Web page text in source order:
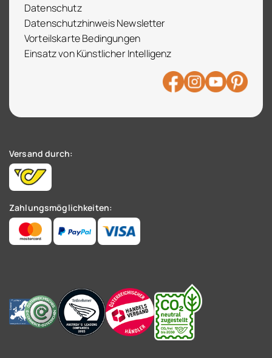
Datenschutz
Datenschutzhinweis Newsletter
Vorteilskarte Bedingungen
Einsatz von Künstlicher Intelligenz
Versand durch:
Zahlungsmöglichkeiten: